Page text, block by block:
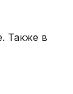
Также в